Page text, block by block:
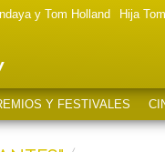
y Tom Holland Hija
Y FESTIVALES